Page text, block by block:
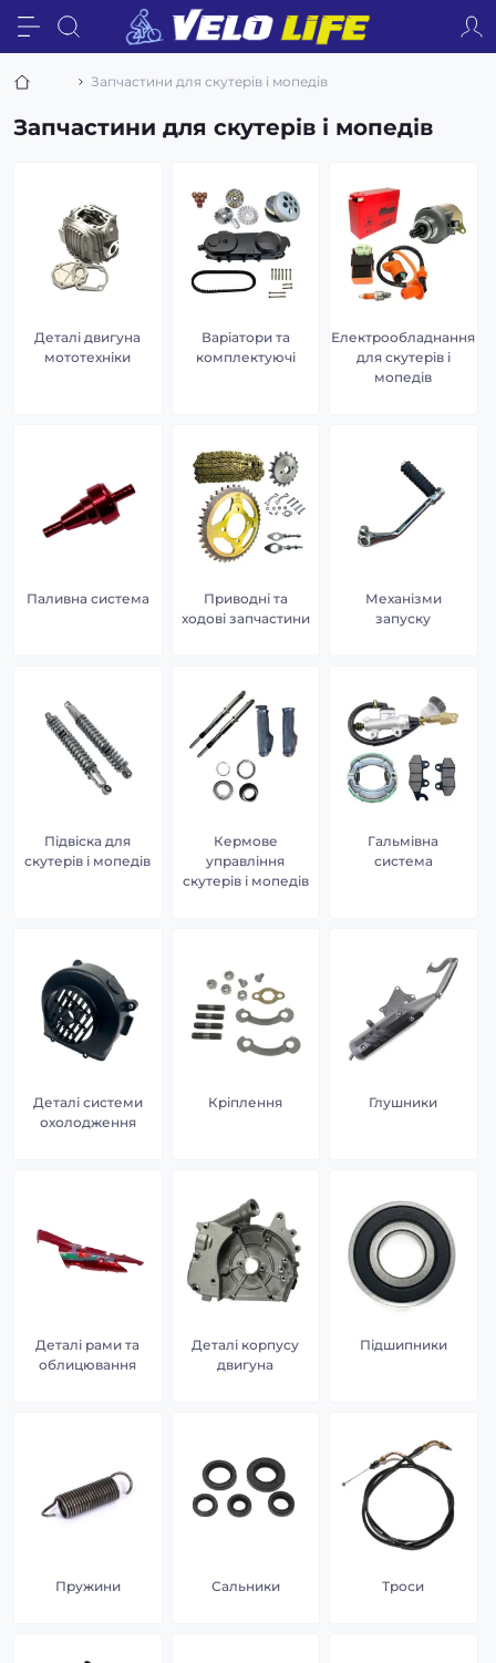
Запчастини для скутерів і мопедів
Запчастини для скутерів і мопедів
Деталі двигуна
мототехніки
Варіатори та
комплектуючі
Електрообладнання
для скутерів і
мопедів
Паливна система
Приводні та
ходові запчастини
Механізми
запуску
Підвіска для
скутерів і мопедів
Кермове
управління
скутерів і мопедів
Гальмівна
система
Деталі системи
охолодження
Кріплення Глушники
Деталі рами та
облицювання
Деталі корпусу
двигуна
Підшипники
Пружини Сальники Троси